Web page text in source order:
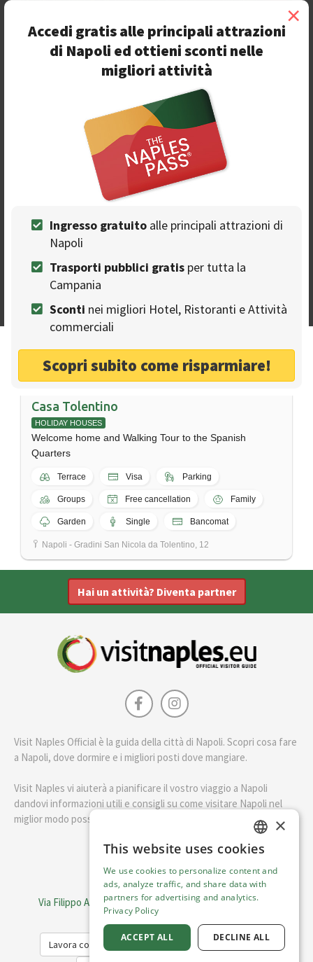
Accedi gratis alle principali attrazioni
di Napoli ed ottieni sconti nelle
migliori attività
Ingresso gratuito alle principali attrazioni di
Napoli
Trasporti pubblici gratis per tutta la
Campania
Sconti nei migliori Hotel, Ristoranti e Attività
commerciali
Scopri subito come risparmiare!
×
Agriturismo La Petrosa
Agritourism and farm in Cilento's National Park
Mastercard Free cancellation
Booking without credit card
Garden Station
5%
discount
Casa Tolentino
HOLIDAY HOUSES
Welcome home and Walking Tour to the Spanish
Quarters
Terrace Visa Parking
Groups Free cancellation Family
Garden Single Bancomat
Napoli - Gradini San Nicola da Tolentino, 12
Hai un attività? Diventa partner
Visit Naples Official è la guida della città di Napoli. Scopri cosa fare
a Napoli, dove dormire e i migliori posti dove mangiare.
Visit Naples vi aiuterà a pianificare il vostro viaggio a Napoli
dandovi informazioni utili e consigli su come visitare Napoli nel
miglior modo possibile.
English
Visit Italy Srl
Via Filippo Argelati, 10, 20143 Milano | P.IVA 08368951219
Capitale Sociale 50.000€
Lavora con noi
ENGLISH
ITALIAN
×
This website uses cookies
We use cookies to personalize content and
ads, analyze traffic, and share data with
partners for advertising and analytics.
Privacy Policy
ACCEPT ALL DECLINE ALL